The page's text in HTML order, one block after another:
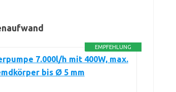
EMPFEHLUNG
7.000l/h mit 400W, max.
bis Ø 5 mm